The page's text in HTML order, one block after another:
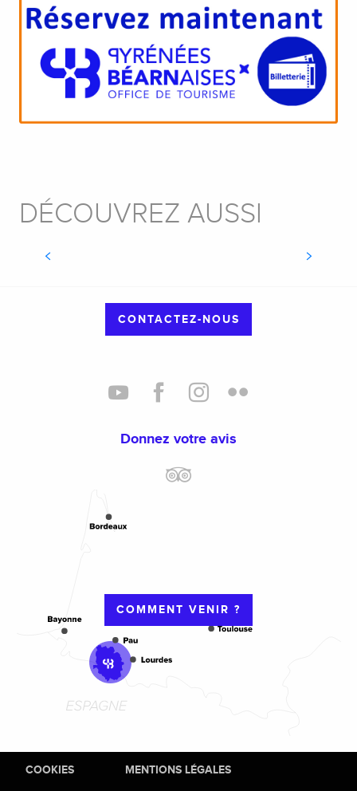
DÉCOUVREZ AUSSI
ARTISANAT ET BOUTIQUES
CONTACTEZ-NOUS
Donnez votre avis
COMMENT VENIR ?
COOKIES MENTIONS LÉGALES